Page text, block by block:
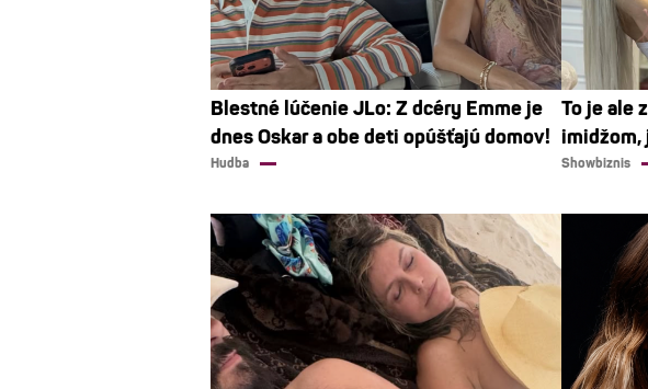
Blestné lúčenie JLo: Z dcéry Emme je
dnes Oskar a obe deti opúšťajú domov!
Hudba
To je ale
imidžom,
Showbiznis